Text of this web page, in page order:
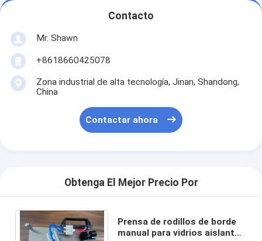
Contacto
Mr. Shawn
+8618660425078
Zona industrial de alta tecnología, Jinan, Shandong,
China
Contactar ahora
Obtenga El Mejor Precio Por
Prensa de rodillos de borde
manual para vidrios aislantes